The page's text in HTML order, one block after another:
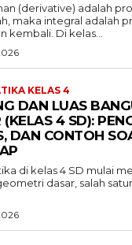
(derivative) adalah
maka integral adalah
kembali. Di kelas...
KELAS 4
DAN LUAS
(KELAS 4 SD):
DAN CONTOH
di kelas 4 SD mulai
dasar, salah